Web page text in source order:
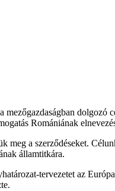
dolgozó
Romániának
a szerződéseket.
államtitkára.
tervezetet az